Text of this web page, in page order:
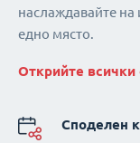
наслаждавайте на
едно място.
Открийте
Споделен